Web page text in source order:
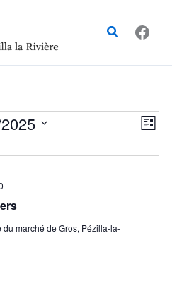
Rechercher
Liste
du marché de Gros, Pézilla-la-